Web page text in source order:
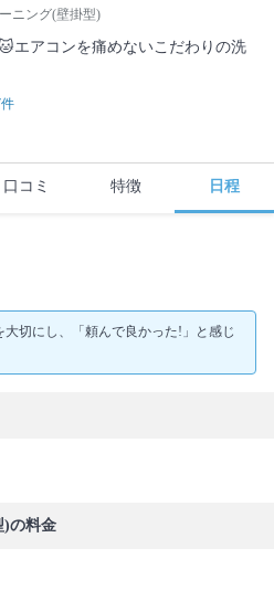
ニング(壁掛型)
エアコンを痛めないこだわりの洗
口コミ 特徴 日程
切にし、「頼んで良かった!」と感じ
)の料金